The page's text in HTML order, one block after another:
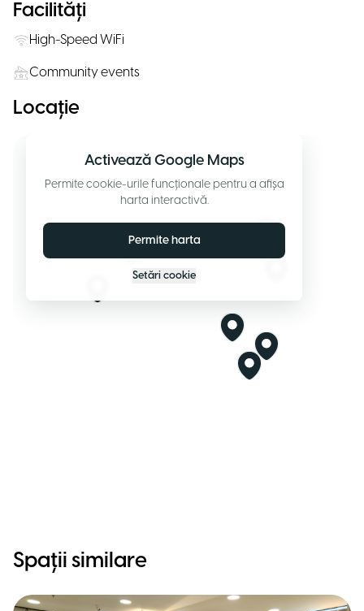
Facilități
High-Speed WiFi
Community events
Locație
Activează Google Maps
Permite cookie-urile funcționale pentru a afișa
harta interactivă.
Permite harta
Setări cookie
Spații similare